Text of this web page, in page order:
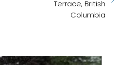
Terrace, British
Columbia